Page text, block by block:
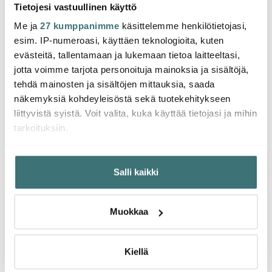
Tietojesi vastuullinen käyttö
Me ja 27 kumppanimme käsittelemme henkilötietojasi,
esim. IP-numeroasi, käyttäen teknologioita, kuten
evästeitä, tallentamaan ja lukemaan tietoa laitteeltasi,
jotta voimme tarjota personoituja mainoksia ja sisältöjä,
tehdä mainosten ja sisältöjen mittauksia, saada
näkemyksiä kohdeyleisöstä sekä tuotekehitykseen
liittyvistä syistä. Voit valita, kuka käyttää tietojasi ja mihin
tarkoituksiin.
Jos sallit, haluamme myös tehdä seuraavia:
Kerätä tietoja maantieteellisestä sijainnistasi,
mahdollisesti muutaman metrin tarkkuudella
aktiivisesti (sormenjäljen muodostaminen)
tiedot-osiossa
Salli kaikki
Muokkaa
Kiellä
jogurttia ja erilaista mysliä, hedelmiä ja pähkinöitä.
Pilkot mielellään runsaasti tuoreita hedelmiä, puristat
omaa tuoremehua ja ehkä haudutat munat? Pöydän
kattaus on vähintään yhtä tärkeä kuin se, mitä tarjoat
aamiaiseksi.
Rörstrand